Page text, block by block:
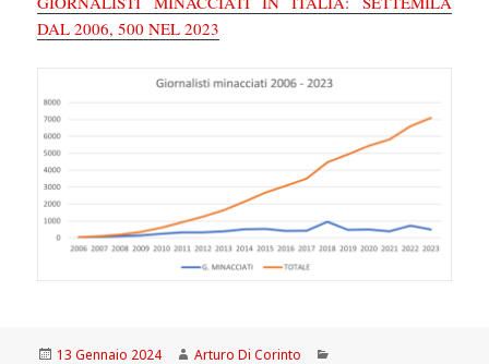
DAL 2006, 500 NEL 2023
Scritto
13 Gennaio 2024 Autore
Arturo Di Corinto